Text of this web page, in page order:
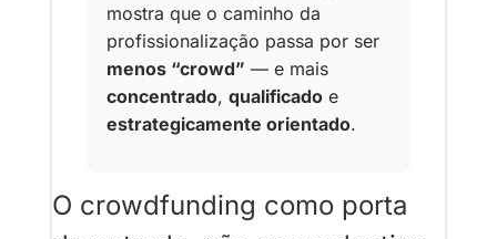
mostra que o caminho da
menos “crowd”
concentrado, qualificado
estrategicamente orientado.
O crowdfunding como porta